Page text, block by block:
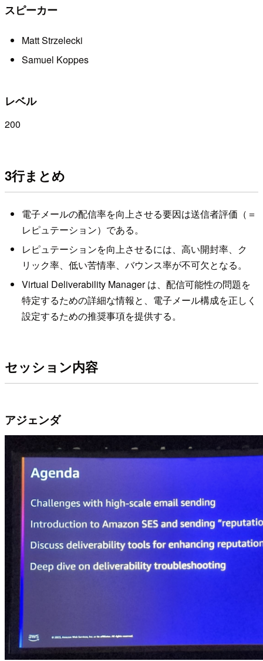
スピーカー
Matt Strzelecki
Samuel Koppes
レベル
200
3行まとめ
電子メールの配信率を向上させる要因は送信者評価（＝
レピュテーション）である。
レピュテーションを向上させるには、高い開封率、ク
リック率、低い苦情率、バウンス率が不可欠となる。
Virtual Deliverability Manager は、配信可能性の問題を
特定するための詳細な情報と、電子メール構成を正しく
設定するための推奨事項を提供する。
セッション内容
アジェンダ